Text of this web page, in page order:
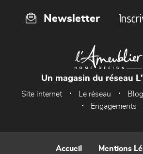
Newsletter
Un magasin du réseau
Site internet Le réseau Blog
Engagements
Accueil Mentions